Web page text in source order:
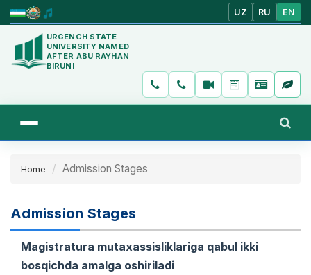
UZ RU EN
URGENCH STATE
UNIVERSITY NAMED
AFTER ABU RAYHAN
BIRUNI
Home Admission Stages
Admission Stages
Magistratura mutaxassisliklariga qabul ikki
bosqichda amalga oshiriladi